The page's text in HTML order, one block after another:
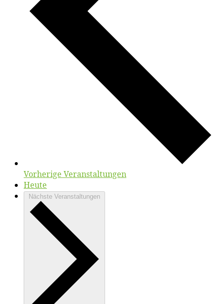
Vorherige Veranstaltungen
Heute
Nächste Veranstaltungen